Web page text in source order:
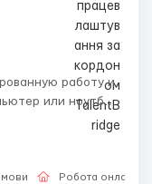
работу и
пользователь ПК; •
мови Робота онлайн